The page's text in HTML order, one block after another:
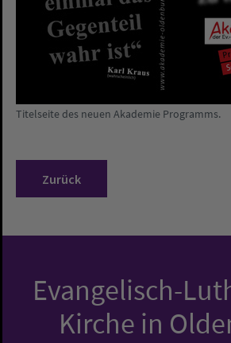
Titelseite des neuen Akademie Programms.
Zurück
Evangelisch-
Kirche in